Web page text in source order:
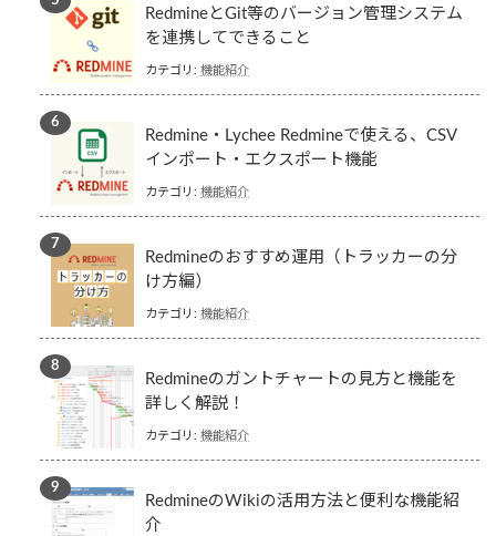
RedmineとGit等のバージョン管理システム
を連携してできること
カテゴリ: 機能紹介
Redmine・Lychee Redmineで使える、CSV
インポート・エクスポート機能
カテゴリ: 機能紹介
Redmineのおすすめ運用（トラッカーの分
け方編）
カテゴリ: 機能紹介
Redmineのガントチャートの見方と機能を
詳しく解説！
カテゴリ: 機能紹介
RedmineのWikiの活用方法と便利な機能紹
介